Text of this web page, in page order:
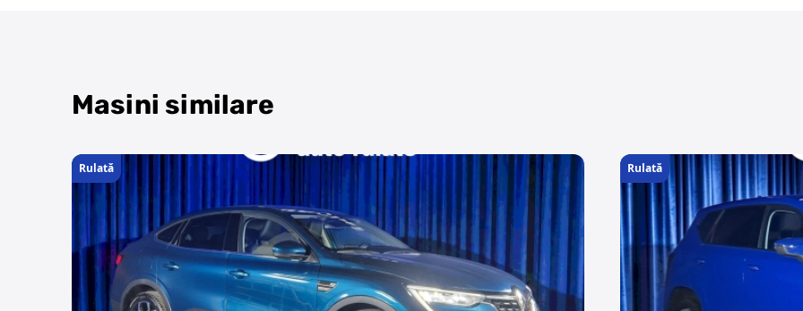
Masini similare
Rulată Rulată